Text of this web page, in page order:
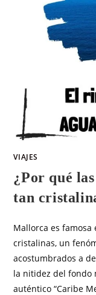
VIAJES
¿Por qué
tan
Mallorca es
cristalinas, un
acostumbrados a
la nitidez del fondo
auténtico “Caribe